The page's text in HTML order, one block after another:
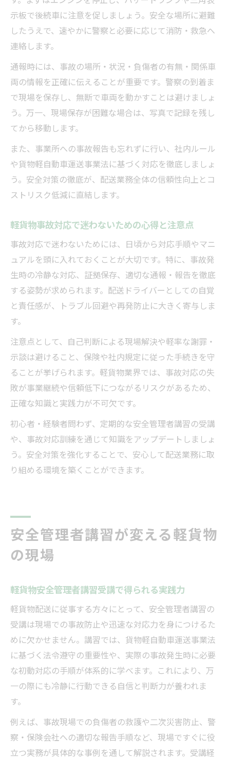
示板で後続車に注意を促しましょう。安全な場所に避難
したうえで、速やかに警察と必要に応じて消防・救急へ
連絡します。
通報時には、事故の場所・状況・負傷者の有無・関係車
両の情報を正確に伝えることが重要です。警察の到着ま
で現場を保存し、無断で車両を動かすことは避けましょ
う。万一、現場保存が困難な場合は、写真で記録を残し
てから移動します。
また、事業所への事故報告も忘れずに行い、社内ルール
や貨物軽自動車運送事業法に基づく対応を徹底しましょ
う。安全対策の徹底が、配送業務全体の信頼性向上とコ
ストリスク低減に直結します。
軽貨物事故対応で迷わないための心得と注意点
事故対応で迷わないためには、日頃から対応手順やマニ
ュアルを頭に入れておくことが大切です。特に、事故発
生時の冷静な対応、証拠保存、適切な通報・報告を徹底
する姿勢が求められます。配送ドライバーとしての自覚
と責任感が、トラブル回避や再発防止に大きく寄与しま
す。
注意点として、自己判断による現場解決や軽率な謝罪・
示談は避けること、保険や社内規定に従った手続きを守
ることが挙げられます。軽貨物業界では、事故対応の失
敗が事業継続や信頼低下につながるリスクがあるため、
正確な知識と実践力が不可欠です。
初心者・経験者問わず、定期的な安全管理者講習の受講
や、事故対応訓練を通じて知識をアップデートしましょ
う。安全対策を強化することで、安心して配送業務に取
り組める環境を築くことができます。
安全管理者講習が変える軽貨物
の現場
軽貨物安全管理者講習受講で得られる実践力
軽貨物配送に従事する方々にとって、安全管理者講習の
受講は現場での事故防止や迅速な対応力を身につけるた
めに欠かせません。講習では、貨物軽自動車運送事業法
に基づく法令遵守の重要性や、実際の事故発生時に必要
な初動対応の手順が体系的に学べます。これにより、万
一の際にも冷静に行動できる自信と判断力が養われま
す。
例えば、事故現場での負傷者の救護や二次災害防止、警
察・保険会社への適切な報告手順など、現場ですぐに役
立つ実務が具体的な事例を通して解説されます。受講経